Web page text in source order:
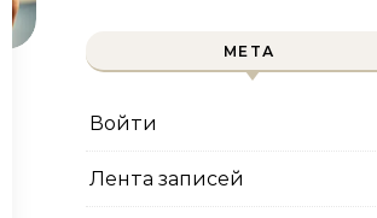
МЕТА
Войти
Лента записей